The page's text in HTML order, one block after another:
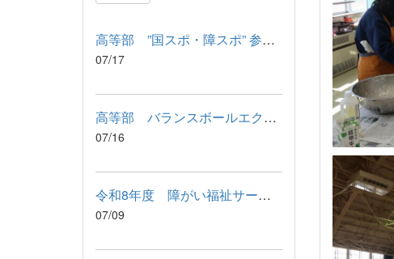
高等部 ”国スポ・障スポ” 参加記念品 引渡式
07/17
高等部 バランスボールエクササイズ
07/16
令和8年度 障がい福祉サービス利用に関わる説明会が行われました
07/09